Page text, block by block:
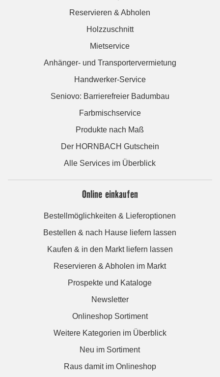
Reservieren & Abholen
Holzzuschnitt
Mietservice
Anhänger- und Transportervermietung
Handwerker-Service
Seniovo: Barrierefreier Badumbau
Farbmischservice
Produkte nach Maß
Der HORNBACH Gutschein
Alle Services im Überblick
Online einkaufen
Bestellmöglichkeiten & Lieferoptionen
Bestellen & nach Hause liefern lassen
Kaufen & in den Markt liefern lassen
Reservieren & Abholen im Markt
Prospekte und Kataloge
Newsletter
Onlineshop Sortiment
Weitere Kategorien im Überblick
Neu im Sortiment
Raus damit im Onlineshop